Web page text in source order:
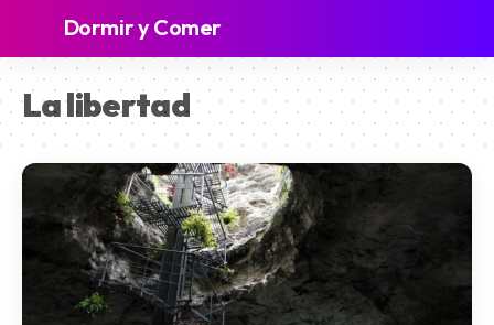
Dormir y Comer
La libertad